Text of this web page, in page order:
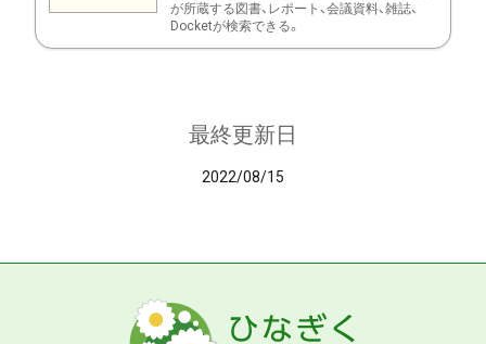
が所蔵する図書、レポート、会議資料、雑誌、
Docketが検索できる。
最終更新日
2022/08/15